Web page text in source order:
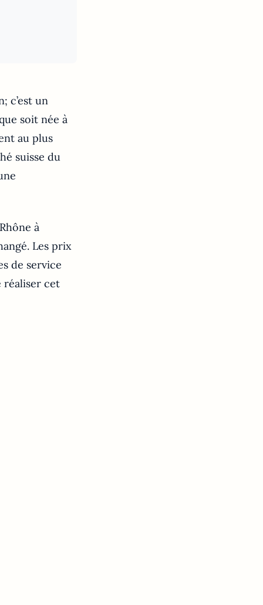
c’est un
soit née à
au plus
suisse du
à
Les prix
de service
réaliser cet